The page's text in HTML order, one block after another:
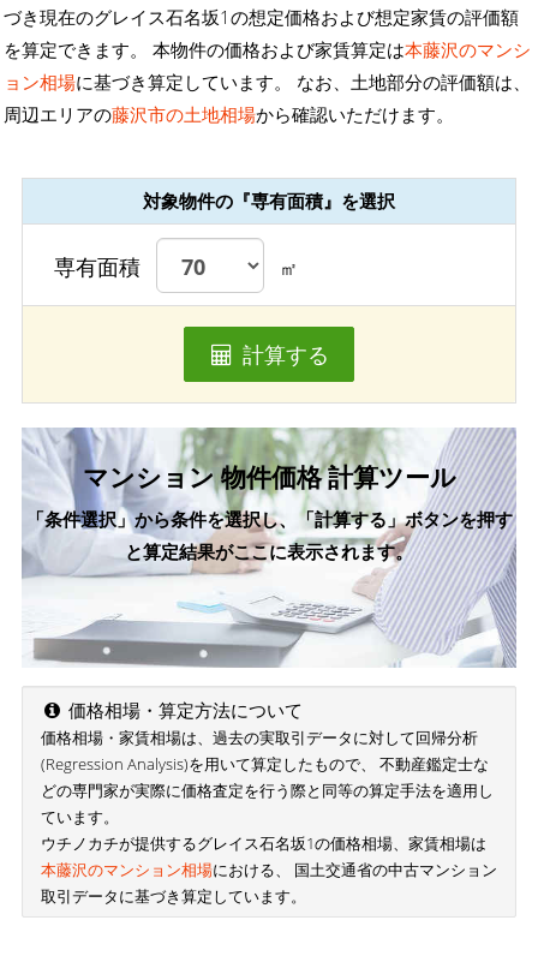
づき現在のグレイス石名坂1の想定価格および想定家賃の評価額
を算定できます。 本物件の価格および家賃算定は本藤沢のマンシ
ョン相場に基づき算定しています。 なお、土地部分の評価額は、
周辺エリアの藤沢市の土地相場から確認いただけます。
対象物件の『専有面積』を選択
専有面積 ㎡
計算する
マンション 物件価格 計算ツール
「条件選択」から条件を選択し、「計算する」ボタンを押す
と算定結果がここに表示されます。
価格相場・算定方法について
価格相場・家賃相場は、過去の実取引データに対して回帰分析
(Regression Analysis)を用いて算定したもので、 不動産鑑定士な
どの専門家が実際に価格査定を行う際と同等の算定手法を適用し
ています。
ウチノカチが提供するグレイス石名坂1の価格相場、家賃相場は
本藤沢のマンション相場における、 国土交通省の中古マンション
取引データに基づき算定しています。